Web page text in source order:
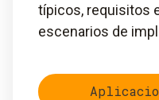
típicos, requisitos
escenarios de